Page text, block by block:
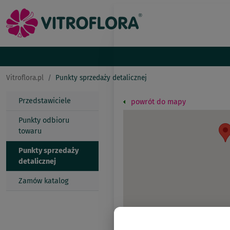
Vitroflora.pl Punkty sprzedaży detalicznej
Przedstawiciele
Punkty odbioru
towaru
Punkty sprzedaży
detalicznej
Zamów katalog
powrót do mapy